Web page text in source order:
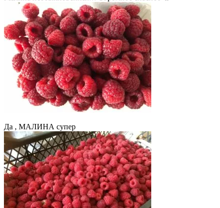
Да , МАЛИНА супер